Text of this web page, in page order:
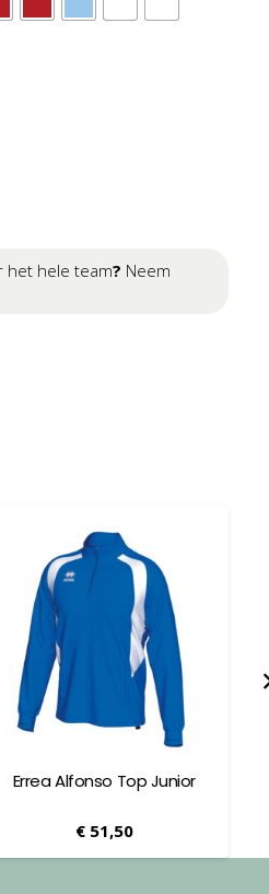
het hele team? Neem
Errea Alfonso Top Junior
€51,50